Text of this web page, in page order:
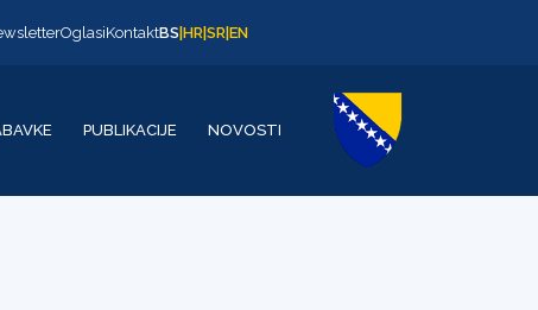
OglasiKontaktBS HR SR EN
PUBLIKACIJE NOVOSTI